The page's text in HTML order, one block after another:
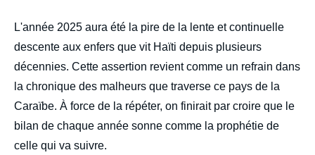
body
L'année 2025 aura été la pire de la lente et continuelle
descente aux enfers que vit Haïti depuis plusieurs
décennies. Cette assertion revient comme un refrain dans
la chronique des malheurs que traverse ce pays de la
Caraïbe. À force de la répéter, on finirait par croire que le
bilan de chaque année sonne comme la prophétie de
celle qui va suivre.